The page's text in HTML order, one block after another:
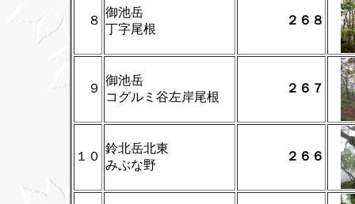
８
御池岳
丁字尾根
２６８
９
御池岳
コグルミ谷左岸尾根
２６７
１０
鈴北岳北東
みぶな野
２６６